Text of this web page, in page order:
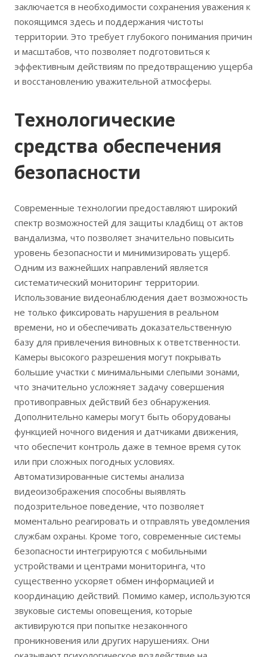
заключается в необходимости сохранения уважения к
покоящимся здесь и поддержания чистоты
территории. Это требует глубокого понимания причин
и масштабов, что позволяет подготовиться к
эффективным действиям по предотвращению ущерба
и восстановлению уважительной атмосферы.
Технологические
средства обеспечения
безопасности
Современные технологии предоставляют широкий
спектр возможностей для защиты кладбищ от актов
вандализма, что позволяет значительно повысить
уровень безопасности и минимизировать ущерб.
Одним из важнейших направлений является
систематический мониторинг территории.
Использование видеонаблюдения дает возможность
не только фиксировать нарушения в реальном
времени, но и обеспечивать доказательственную
базу для привлечения виновных к ответственности.
Камеры высокого разрешения могут покрывать
большие участки с минимальными слепыми зонами,
что значительно усложняет задачу совершения
противоправных действий без обнаружения.
Дополнительно камеры могут быть оборудованы
функцией ночного видения и датчиками движения,
что обеспечит контроль даже в темное время суток
или при сложных погодных условиях.
Автоматизированные системы анализа
видеоизображения способны выявлять
подозрительное поведение, что позволяет
моментально реагировать и отправлять уведомления
службам охраны. Кроме того, современные системы
безопасности интегрируются с мобильными
устройствами и центрами мониторинга, что
существенно ускоряет обмен информацией и
координацию действий. Помимо камер, используются
звуковые системы оповещения, которые
активируются при попытке незаконного
проникновения или других нарушениях. Они